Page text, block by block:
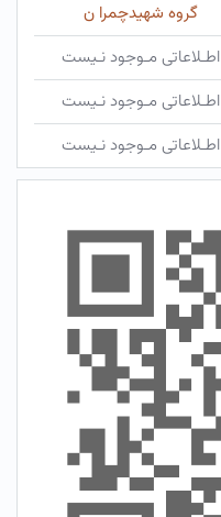
گروه شهیدچمرا ن
اطـلاعاتی مـوجود نـیست
اطـلاعاتی مـوجود نـیست
اطـلاعاتی مـوجود نـیست